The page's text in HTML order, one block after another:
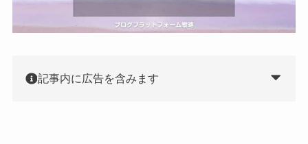
記事内に広告を含みます